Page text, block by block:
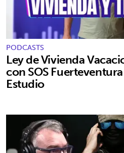
PODCASTS
Ley de Vivienda
con SOS
Estudio